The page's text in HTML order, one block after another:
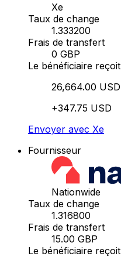
Xe
Taux de change
1.333200
Frais de transfert
0 GBP
Le bénéficiaire reçoit
26,664.00 USD
+347.75 USD
Envoyer avec Xe
Fournisseur
Nationwide
Taux de change
1.316800
Frais de transfert
15.00 GBP
Le bénéficiaire reçoit